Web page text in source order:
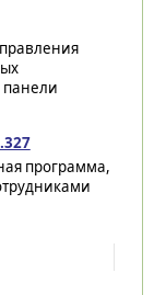
панели
программа,